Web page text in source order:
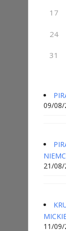
17
24
31
09/08/
21/
11/09/